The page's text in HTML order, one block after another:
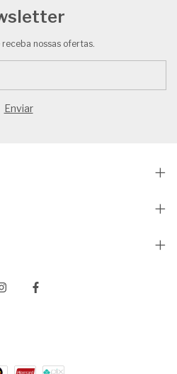
nossas ofertas.